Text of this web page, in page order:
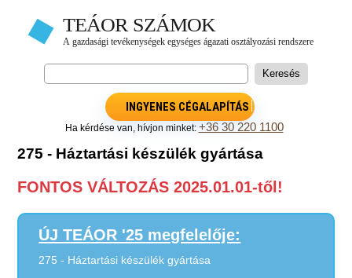
INGYENES CÉGALAPÍTÁS
Ha kérdése van, hívjon minket: +36 30 220 1100
275 - Háztartási készülék gyártása
FONTOS VÁLTOZÁS 2025.01.01-től!
ÚJ TEÁOR '25 megfelelője:
275 - Háztartási készülék gyártása